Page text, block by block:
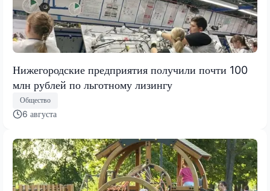
Нижегородские предприятия получили почти 100
млн рублей по льготному лизингу
Общество
6 августа